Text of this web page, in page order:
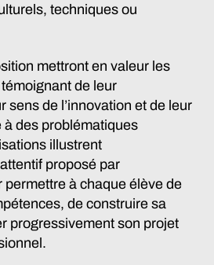
techniques ou
mettront en valeur les
de leur
sens de l’innovation et de leur
des problématiques
illustrent
proposé par
permettre à chaque élève de
de construire sa
progressivement son projet